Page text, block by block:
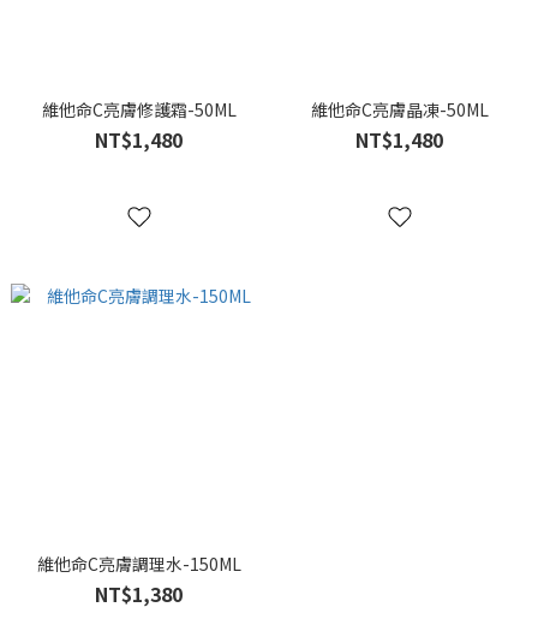
維他命C亮膚修護霜-50ML
NT$1,480
維他命C亮膚晶凍-50ML
NT$1,480
維他命C亮膚調理水-150ML
NT$1,380